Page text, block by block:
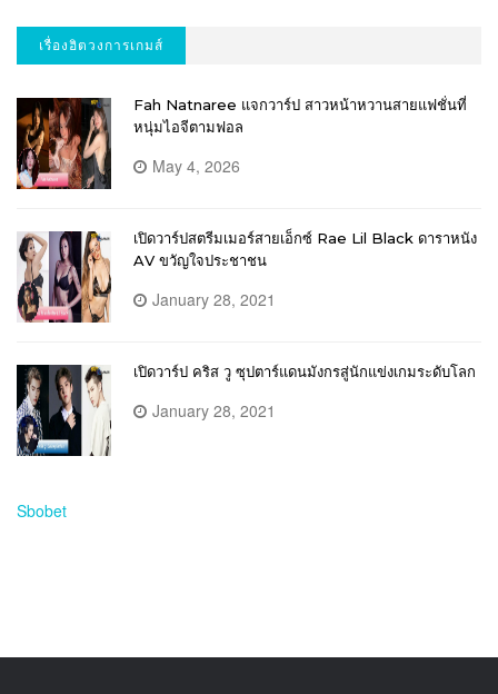
เรื่องฮิตวงการเกมส์
Fah Natnaree แจกวาร์ป สาวหน้าหวานสายแฟชั่นที่
หนุ่มไอจีตามฟอล
May 4, 2026
เปิดวาร์ปสตรีมเมอร์สายเอ็กซ์ Rae Lil Black ดาราหนัง
AV ขวัญใจประชาชน
January 28, 2021
เปิดวาร์ป คริส วู ซุปตาร์แดนมังกรสู่นักแข่งเกมระดับโลก
January 28, 2021
Sbobet